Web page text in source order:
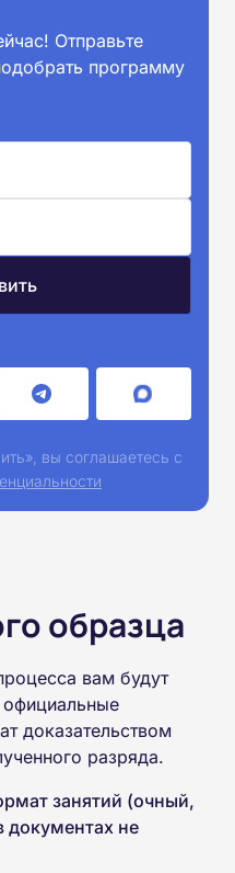
Отправьте
программу
вы соглашаетесь с
образца
вам будут
доказательством
разряда.
занятий (очный,
документах не